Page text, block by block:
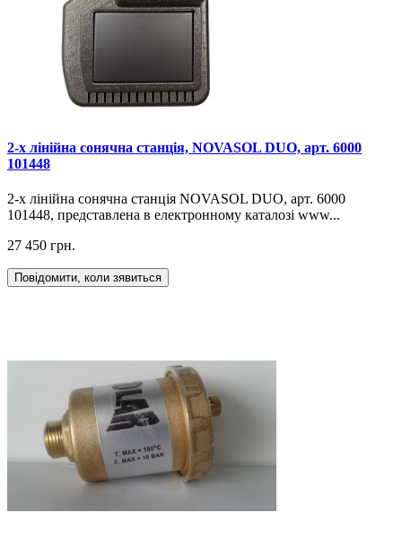
2-х лінійна сонячна станція, NOVASOL DUO, арт. 6000
101448
2-х лінійна сонячна станція NOVASOL DUO, арт. 6000
101448, представлена в електронному каталозі www...
27 450 грн.
Повідомити, коли зявиться